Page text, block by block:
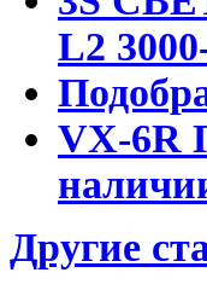
L2
VX-
Другие